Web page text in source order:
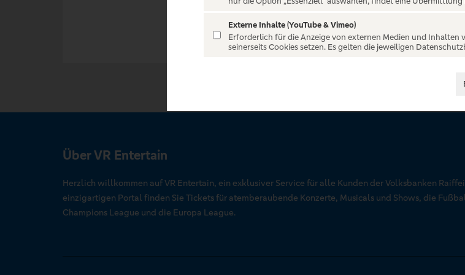
Über VR Entertain
Herzlich willkommen auf VR Entertain, ein exklusiver Service für alle Kunden der Volksbanken
einzigartigen Portal finden Sie Tickets für atemberaubende Konzerte, Musicals und Shows, die
Champions League und die Europa League.
Externe Inhalte (YouTube & Vimeo)
Erforderlich für die Anzeige von externen Medien und Inhalten
seinerseits Cookies setzen. Es gelten die jeweiligen